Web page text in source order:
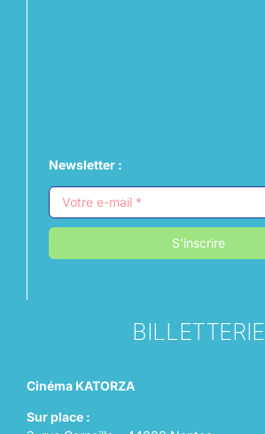
Newsletter :
S'inscrire
BILLETTERIE
Cinéma KATORZA
Sur place :